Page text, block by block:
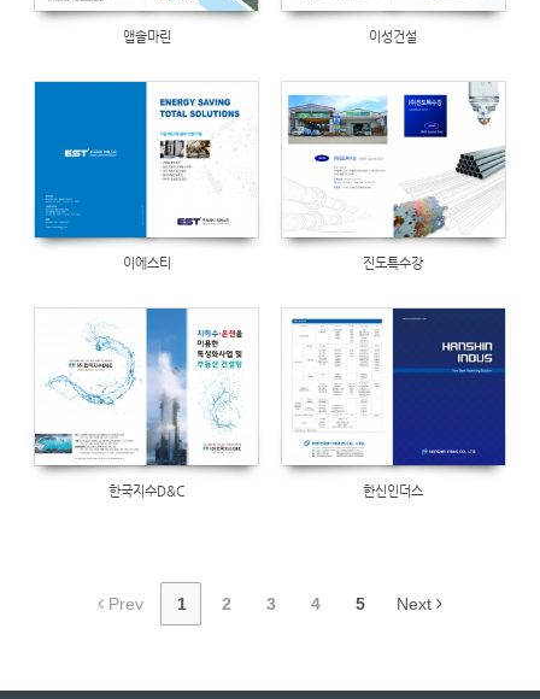
앱솔마린 이성건설
이에스티 진도특수강
한국지수D&C
Views657
한신인더스
Prev 1 2 3 4 5 Next